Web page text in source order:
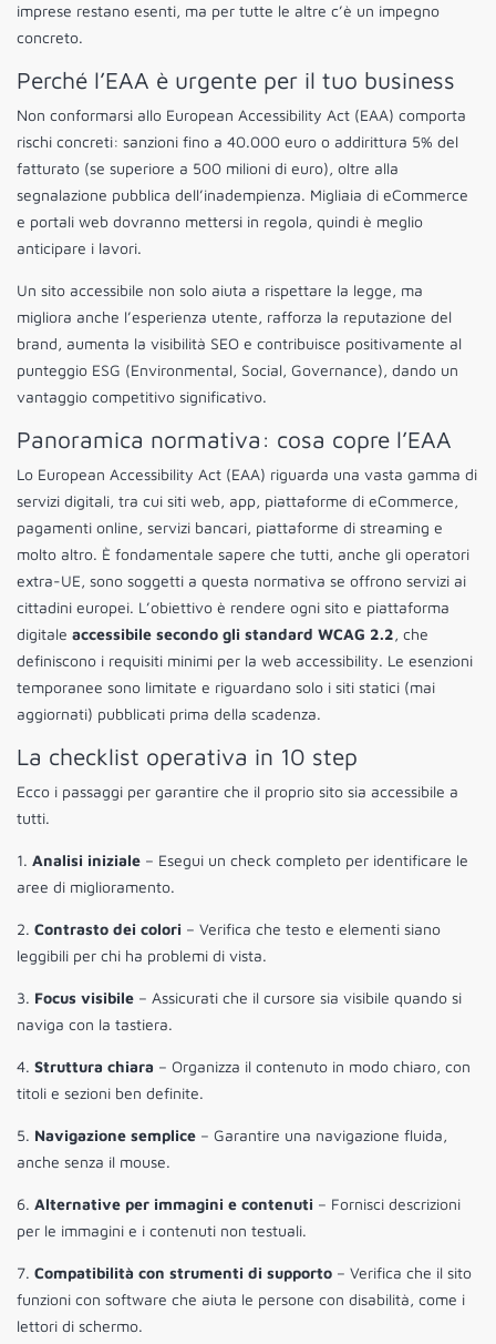
imprese restano esenti, ma per tutte le altre c’è un impegno
concreto.
Perché l’EAA è urgente per il tuo business
Non conformarsi allo European Accessibility Act (EAA) comporta
rischi concreti: sanzioni fino a 40.000 euro o addirittura 5% del
fatturato (se superiore a 500 milioni di euro), oltre alla
segnalazione pubblica dell’inadempienza. Migliaia di eCommerce
e portali web dovranno mettersi in regola, quindi è meglio
anticipare i lavori.
Un sito accessibile non solo aiuta a rispettare la legge, ma
migliora anche l’esperienza utente, rafforza la reputazione del
brand, aumenta la visibilità SEO e contribuisce positivamente al
punteggio ESG (Environmental, Social, Governance), dando un
vantaggio competitivo significativo.
Panoramica normativa: cosa copre l’EAA
Lo European Accessibility Act (EAA) riguarda una vasta gamma di
servizi digitali, tra cui siti web, app, piattaforme di eCommerce,
pagamenti online, servizi bancari, piattaforme di streaming e
molto altro. È fondamentale sapere che tutti, anche gli operatori
extra-UE, sono soggetti a questa normativa se offrono servizi ai
cittadini europei. L’obiettivo è rendere ogni sito e piattaforma
digitale accessibile secondo gli standard WCAG 2.2, che
definiscono i requisiti minimi per la web accessibility. Le esenzioni
temporanee sono limitate e riguardano solo i siti statici (mai
aggiornati) pubblicati prima della scadenza.
La checklist operativa in 10 step
Ecco i passaggi per garantire che il proprio sito sia accessibile a
tutti.
1. Analisi iniziale – Esegui un check completo per identificare le
aree di miglioramento.
2. Contrasto dei colori – Verifica che testo e elementi siano
leggibili per chi ha problemi di vista.
3. Focus visibile – Assicurati che il cursore sia visibile quando si
naviga con la tastiera.
4. Struttura chiara – Organizza il contenuto in modo chiaro, con
titoli e sezioni ben definite.
5. Navigazione semplice – Garantire una navigazione fluida,
anche senza il mouse.
6. Alternative per immagini e contenuti – Fornisci descrizioni
per le immagini e i contenuti non testuali.
7. Compatibilità con strumenti di supporto – Verifica che il sito
funzioni con software che aiuta le persone con disabilità, come i
lettori di schermo.